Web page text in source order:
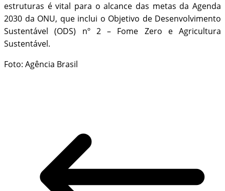
estruturas é vital para o alcance das metas da Agenda
2030 da ONU, que inclui o Objetivo de Desenvolvimento
Sustentável (ODS) nº 2 – Fome Zero e Agricultura
Sustentável.
Foto: Agência Brasil